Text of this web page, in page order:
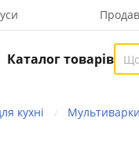
Каталог товарів
кухні Мультиварки